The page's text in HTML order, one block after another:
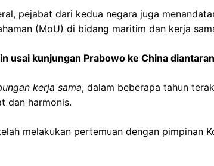
pejabat dari kedua negara juga
(MoU) di bidang maritim dan kerja
usai kunjungan Prabowo ke China
kerja sama, dalam beberapa tahun
dan harmonis.
melakukan pertemuan dengan pimpinan